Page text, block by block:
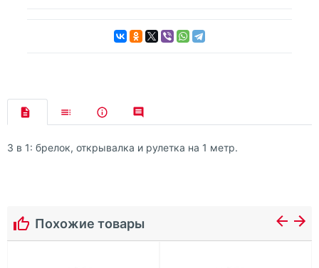
3 в 1: брелок, открывалка и рулетка на 1 метр.
Похожие товары